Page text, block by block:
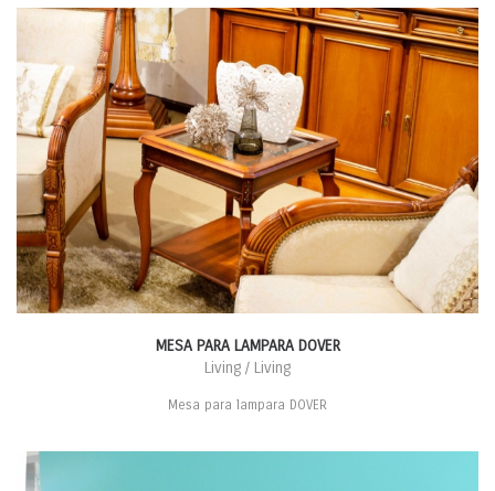
MESA PARA LAMPARA DOVER
Living / Living
Mesa para lampara DOVER